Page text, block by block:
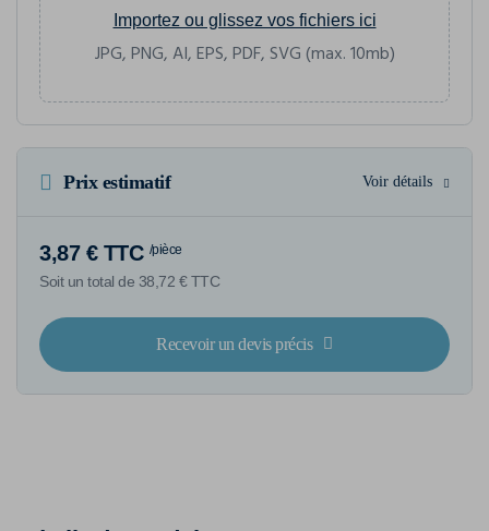
Importez ou glissez vos fichiers ici
JPG, PNG, AI, EPS, PDF, SVG (max. 10mb)
Prix estimatif Voir détails
3,87 € TTC /pièce
Soit un total de 38,72 € TTC
Recevoir un devis précis